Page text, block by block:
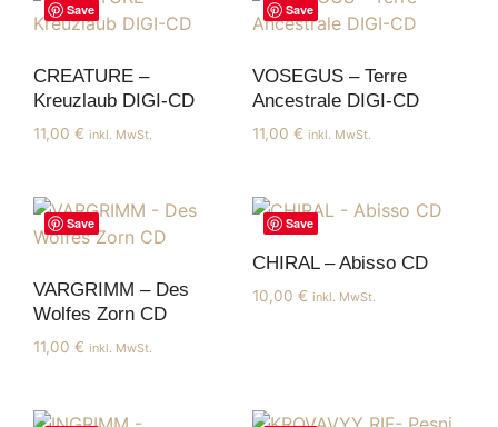
Save
CREATURE –
Kreuzlaub DIGI-CD
11,00 € inkl. MwSt.
Save
VOSEGUS – Terre
Ancestrale DIGI-CD
11,00 € inkl. MwSt.
Save
VARGRIMM – Des
Wolfes Zorn CD
11,00 € inkl. MwSt.
Save
CHIRAL – Abisso CD
10,00 € inkl. MwSt.